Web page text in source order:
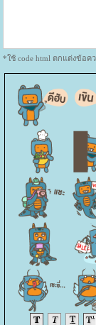
*ใช้ code html ตกแต่งข้อค